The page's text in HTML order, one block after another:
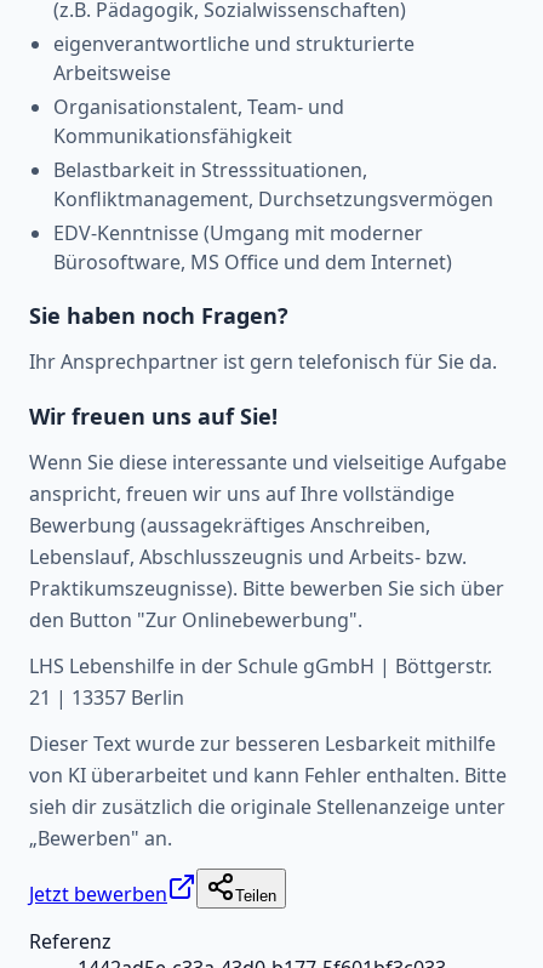
(z.B. Pädagogik, Sozialwissenschaften)
eigenverantwortliche und strukturierte
Arbeitsweise
Organisationstalent, Team- und
Kommunikationsfähigkeit
Belastbarkeit in Stresssituationen,
Konfliktmanagement, Durchsetzungsvermögen
EDV-Kenntnisse (Umgang mit moderner
Bürosoftware, MS Office und dem Internet)
Sie haben noch Fragen?
Ihr Ansprechpartner ist gern telefonisch für Sie da.
Wir freuen uns auf Sie!
Wenn Sie diese interessante und vielseitige Aufgabe
anspricht, freuen wir uns auf Ihre vollständige
Bewerbung (aussagekräftiges Anschreiben,
Lebenslauf, Abschlusszeugnis und Arbeits- bzw.
Praktikumszeugnisse). Bitte bewerben Sie sich über
den Button "Zur Onlinebewerbung".
LHS Lebenshilfe in der Schule gGmbH | Böttgerstr.
21 | 13357 Berlin
Dieser Text wurde zur besseren Lesbarkeit mithilfe
von KI überarbeitet und kann Fehler enthalten. Bitte
sieh dir zusätzlich die originale Stellenanzeige unter
„Bewerben" an.
Jetzt bewerben Teilen
Referenz